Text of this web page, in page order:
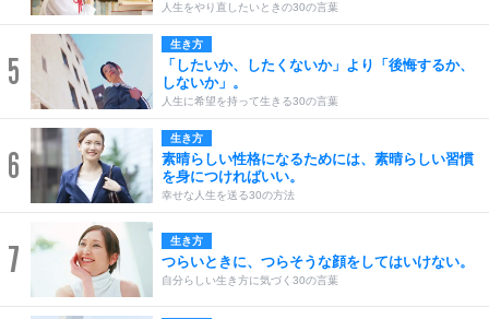
人生をやり直したいときの30の言葉
5
生き方
「したいか、したくないか」より「後悔するか、
しないか」。
人生に希望を持って生きる30の言葉
6
生き方
素晴らしい性格になるためには、素晴らしい習慣
を身につければいい。
幸せな人生を送る30の方法
7 生き方
つらいときに、つらそうな顔をしてはいけない。
自分らしい生き方に気づく30の言葉